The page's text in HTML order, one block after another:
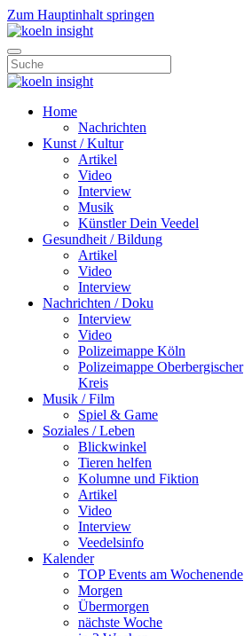
Zum Hauptinhalt springen
Home
Nachrichten
Kunst / Kultur
Artikel
Video
Interview
Musik
Künstler Dein Veedel
Gesundheit / Bildung
Artikel
Video
Interview
Nachrichten / Doku
Interview
Video
Polizeimappe Köln
Polizeimappe Oberbergischer
Kreis
Musik / Film
Spiel & Game
Soziales / Leben
Blickwinkel
Tieren helfen
Kolumne und Fiktion
Artikel
Video
Interview
Veedelsinfo
Kalender
TOP Events am Wochenende
Morgen
Übermorgen
nächste Woche